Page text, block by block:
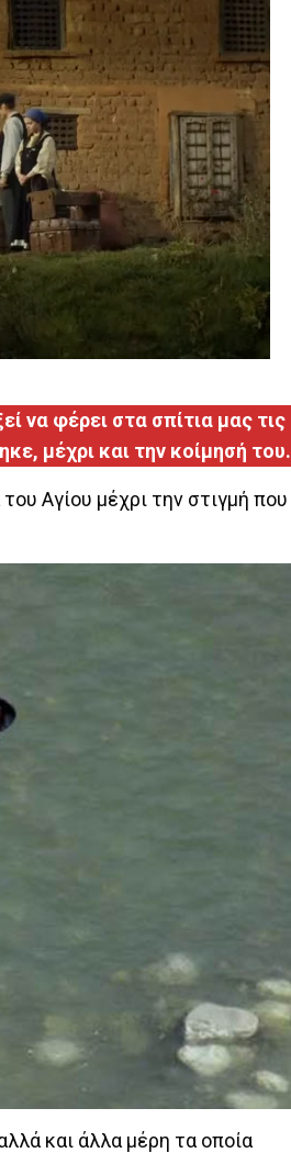
να φέρει στα σπίτια μας τις
μέχρι και την κοίμησή του.
Αγίου μέχρι την στιγμή που
και άλλα μέρη τα οποία